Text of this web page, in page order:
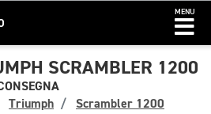
MENU
SCRAMBLER 1200
Triumph Scrambler 1200